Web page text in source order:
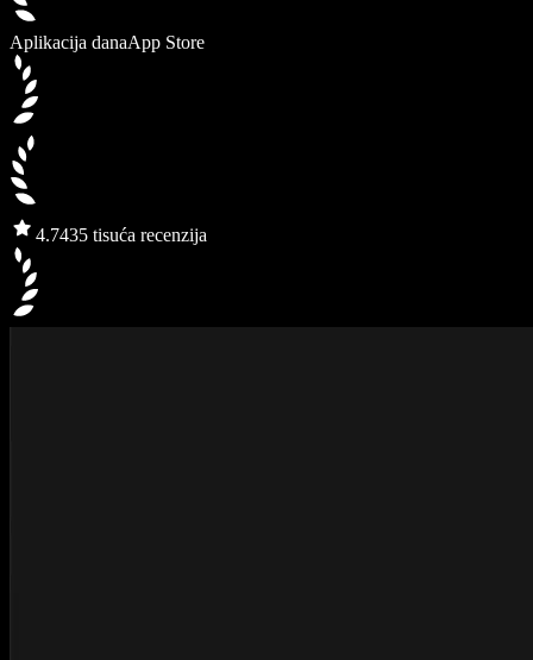
Aplikacija danaApp Store
4.7435 tisuća recenzija